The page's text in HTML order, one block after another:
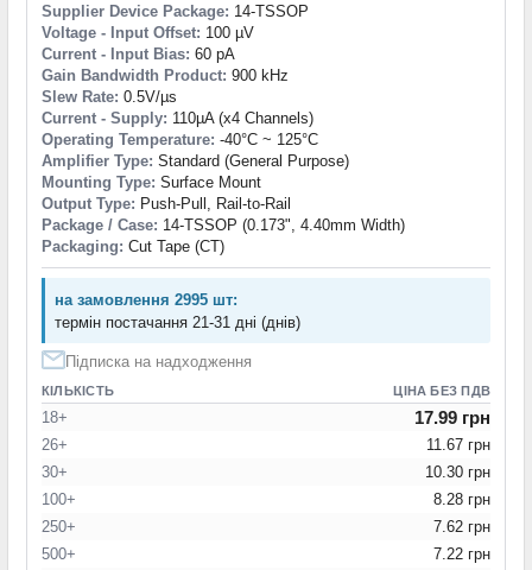
Supplier Device Package: 14-TSSOP
Voltage - Input Offset: 100 µV
Current - Input Bias: 60 pA
Gain Bandwidth Product: 900 kHz
Slew Rate: 0.5V/µs
Current - Supply: 110µA (x4 Channels)
Operating Temperature: -40°C ~ 125°C
Amplifier Type: Standard (General Purpose)
Mounting Type: Surface Mount
Output Type: Push-Pull, Rail-to-Rail
Package / Case: 14-TSSOP (0.173", 4.40mm Width)
Packaging: Cut Tape (CT)
на замовлення 2995 шт:
термін постачання 21-31 дні (днів)
Підписка на надходження
КІЛЬКІСТЬ ЦІНА БЕЗ ПДВ
18+ 17.99 грн
26+
11.67 грн
30+
10.30 грн
100+
8.28 грн
250+
7.62 грн
500+
7.22 грн